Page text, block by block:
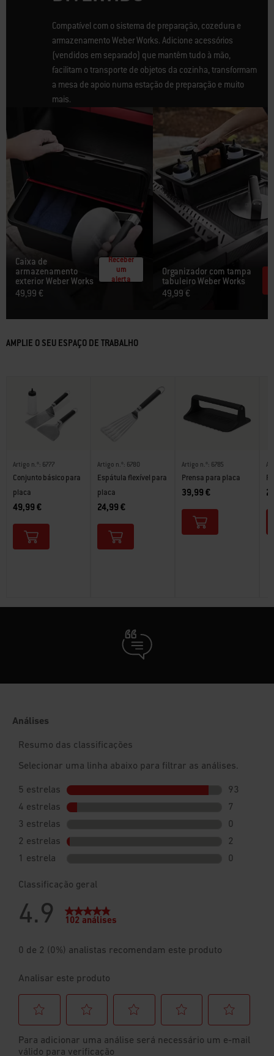
Compatível com o sistema de preparação, cozedura e
armazenamento Weber Works. Adicione acessórios
(vendidos em separado) que mantêm tudo à mão,
facilitam o transporte de objetos da cozinha, transformam
a mesa de apoio numa estação de preparação e muito
mais.
Caixa de
armazenamento
exterior Weber Works
49,99 €
Receber
um
alerta
Organizador com tampa
tabuleiro Weber Works
49,99 €
AMPLIE O SEU ESPAÇO DE TRABALHO
Artigo n.º: 6777
Conjunto básico para
placa
49,99 €
Artigo n.º: 6780
Espátula flexível para
placa
24,99 €
Artigo n.º: 6785
Prensa para placa
39,99 €